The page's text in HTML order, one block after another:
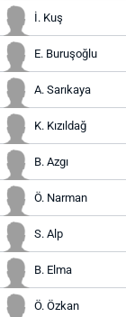
İ. Kuş
E. Buruşoğlu
A. Sarıkaya
K. Kızıldağ
B. Azgı
Ö. Narman
S. Alp
B. Elma
Ö. Özkan